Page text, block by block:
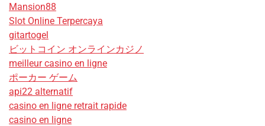
Mansion88
Slot Online Terpercaya
gitartogel
ビットコイン オンラインカジノ
meilleur casino en ligne
ポーカー ゲーム
api22 alternatif
casino en ligne retrait rapide
casino en ligne